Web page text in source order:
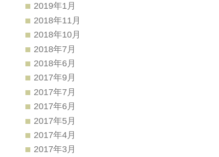
2019年1月
2018年11月
2018年10月
2018年7月
2018年6月
2017年9月
2017年7月
2017年6月
2017年5月
2017年4月
2017年3月